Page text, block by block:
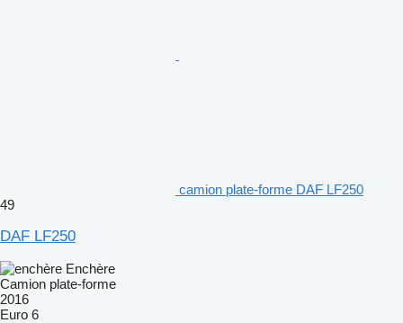
camion plate-forme DAF LF250
49
DAF LF250
Enchère
Camion plate-forme
2016
Euro 6